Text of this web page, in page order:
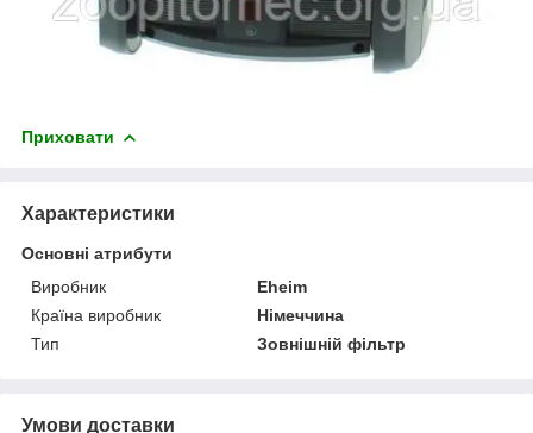
Приховати
Характеристики
Основні атрибути
Виробник
Eheim
Країна виробник
Німеччина
Тип
Зовнішній фільтр
Умови доставки